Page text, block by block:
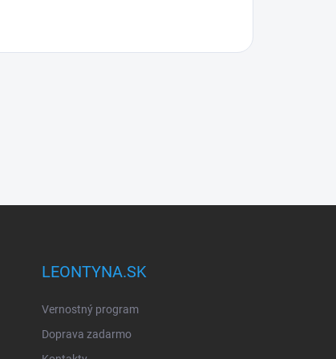
LEONTYNA.SK
Vernostný program
Doprava zadarmo